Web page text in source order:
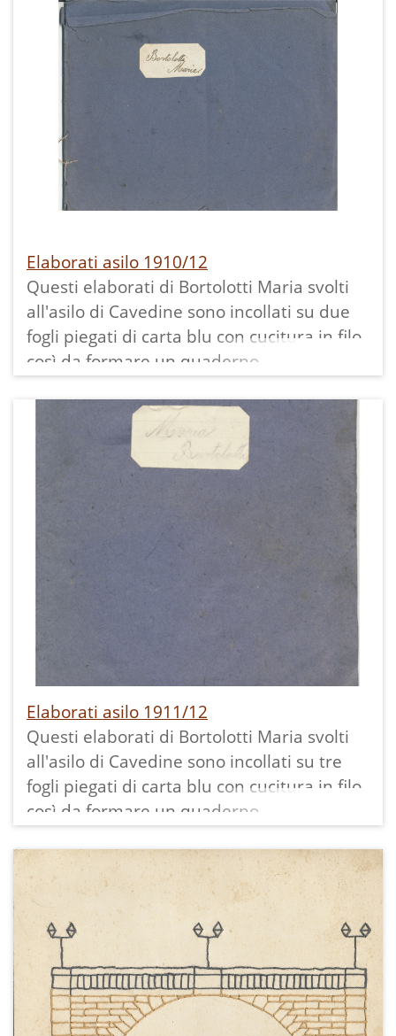
Elaborati asilo 1910/12
Questi elaborati di Bortolotti Maria svolti
all'asilo di Cavedine sono incollati su due
fogli piegati di carta blu con cucitura in filo,
così da formare un quaderno.
strisce di carta, il quarto è un ricamo su
cartoncino "VII.5. A. Pichlers Witme Shon,
Wien. V."
La data è presunta tenendo conto della
data di nascita della bambina: 1906.
Altri elaborati della stessa bimba:
Elaborati asilo 1911/12
Questi elaborati di Bortolotti Maria svolti
all'asilo di Cavedine sono incollati su tre
fogli piegati di carta blu con cucitura in filo,
così da formare un quaderno.
strisce di carta, il quarto è un ricamo su
cartoncino "III.8.", seguono esercizi di
origami.
La data è presunta tenendo conto della
data di nascita della bambina: 1906.
Altri elaborati della stessa bimba: